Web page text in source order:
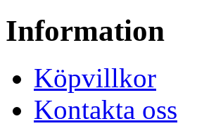
Information
Köpvillkor
Kontakta oss